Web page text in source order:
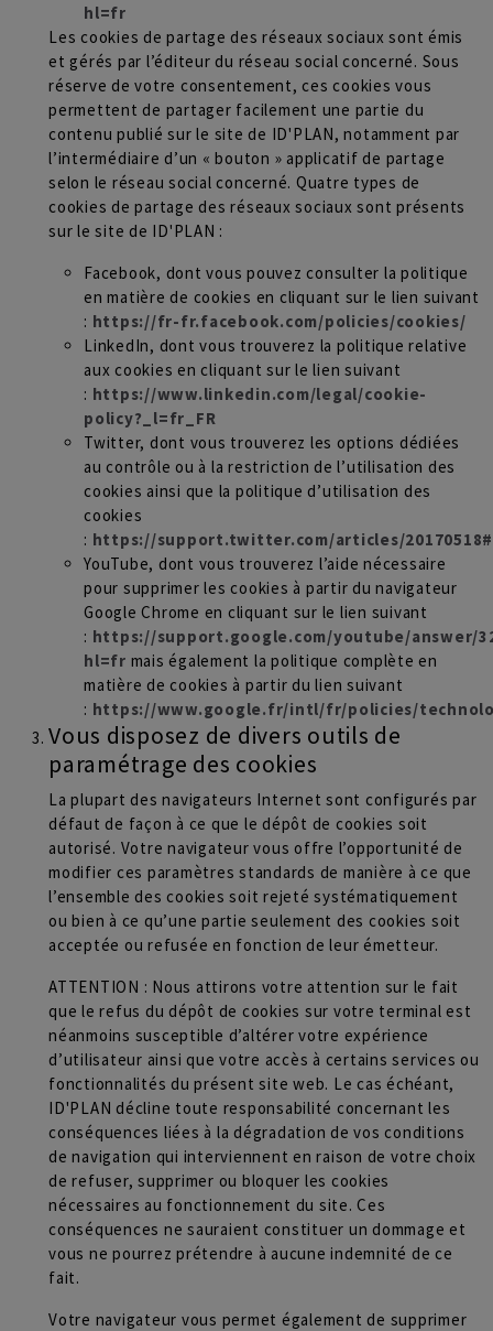
hl=fr
Les cookies de partage des réseaux sociaux sont émis
et gérés par l’éditeur du réseau social concerné. Sous
réserve de votre consentement, ces cookies vous
permettent de partager facilement une partie du
contenu publié sur le site de ID'PLAN, notamment par
l’intermédiaire d’un « bouton » applicatif de partage
selon le réseau social concerné. Quatre types de
cookies de partage des réseaux sociaux sont présents
sur le site de ID'PLAN :
Facebook, dont vous pouvez consulter la politique
en matière de cookies en cliquant sur le lien suivant
: https://fr-fr.facebook.com/policies/cookies/
LinkedIn, dont vous trouverez la politique relative
aux cookies en cliquant sur le lien suivant
: https://www.linkedin.com/legal/cookie-
policy?_l=fr_FR
Twitter, dont vous trouverez les options dédiées
au contrôle ou à la restriction de l’utilisation des
cookies ainsi que la politique d’utilisation des
cookies
: https://support.twitter.com/articles/20170518#
YouTube, dont vous trouverez l’aide nécessaire
pour supprimer les cookies à partir du navigateur
Google Chrome en cliquant sur le lien suivant
: https://support.google.com/youtube/answer/
hl=fr mais également la politique complète en
matière de cookies à partir du lien suivant
: https://www.google.fr/intl/fr/policies/
Vous disposez de divers outils de
paramétrage des cookies
La plupart des navigateurs Internet sont configurés par
défaut de façon à ce que le dépôt de cookies soit
autorisé. Votre navigateur vous offre l’opportunité de
modifier ces paramètres standards de manière à ce que
l’ensemble des cookies soit rejeté systématiquement
ou bien à ce qu’une partie seulement des cookies soit
acceptée ou refusée en fonction de leur émetteur.
ATTENTION : Nous attirons votre attention sur le fait
que le refus du dépôt de cookies sur votre terminal est
néanmoins susceptible d’altérer votre expérience
d’utilisateur ainsi que votre accès à certains services ou
fonctionnalités du présent site web. Le cas échéant,
ID'PLAN décline toute responsabilité concernant les
conséquences liées à la dégradation de vos conditions
de navigation qui interviennent en raison de votre choix
de refuser, supprimer ou bloquer les cookies
nécessaires au fonctionnement du site. Ces
conséquences ne sauraient constituer un dommage et
vous ne pourrez prétendre à aucune indemnité de ce
fait.
Votre navigateur vous permet également de supprimer